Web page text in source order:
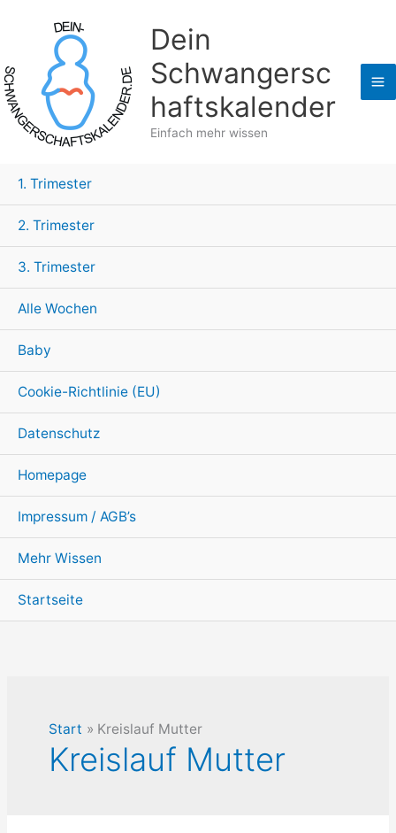
springen
Dein
Schwangersc
haftskalender
Einfach mehr wissen
1. Trimester
2. Trimester
3. Trimester
Alle Wochen
Baby
Cookie-Richtlinie (EU)
Datenschutz
Homepage
Impressum / AGB’s
Mehr Wissen
Startseite
Start Kreislauf Mutter
Kreislauf Mutter